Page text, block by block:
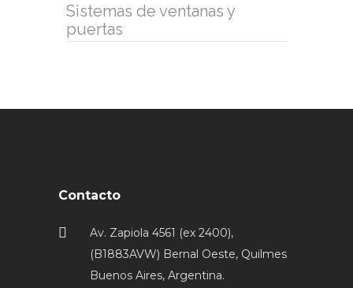
Sistemas de ventanas y
puertas
Contacto
Av. Zapiola 4561 (ex 2400),
(B1883AVW) Bernal Oeste, Quilmes
Buenos Aires, Argentina.